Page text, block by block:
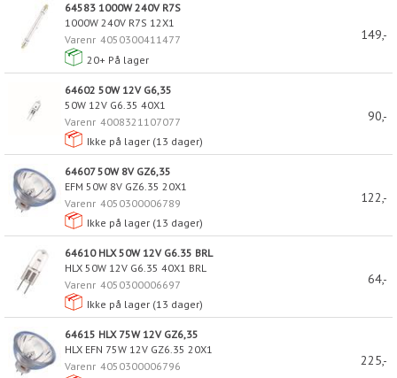
64583 1000W 240V R7S
1000W 240V R7S 12X1
Varenr 4050300411477
20+ På lager
149,-
64602 50W 12V G6,35
50W 12V G6.35 40X1
Varenr 4008321107077
Ikke på lager (13 dager)
90,-
64607 50W 8V GZ6,35
EFM 50W 8V GZ6.35 20X1
Varenr 4050300006789
Ikke på lager (13 dager)
122,-
64610 HLX 50W 12V G6.35 BRL
HLX 50W 12V G6.35 40X1 BRL
Varenr 4050300006697
Ikke på lager (13 dager)
64,-
64615 HLX 75W 12V GZ6,35
HLX EFN 75W 12V GZ6.35 20X1
Varenr 4050300006796
225,-